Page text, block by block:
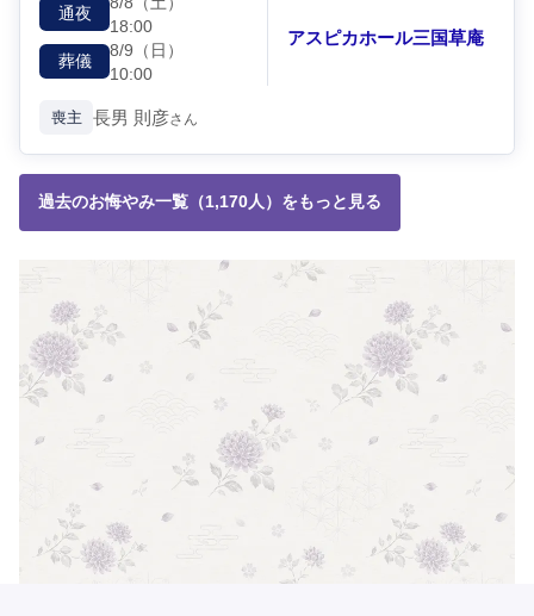
通夜
18:00
葬儀
8/9 （日）
10:00
アスピカホール三国草庵
喪主 長男 則彦さん
過去のお悔やみ一覧（1,170人）をもっと見る